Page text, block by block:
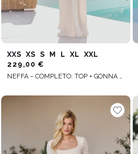
XXS XS S M L XL
XXL
229,00 €
NEFFA – COMPLETO: TOP + GONNA CON DETTAGLIO GIOIELLO